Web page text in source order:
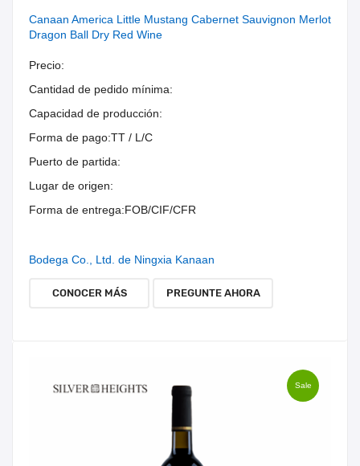
Canaan America Little Mustang Cabernet Sauvignon Merlot
Dragon Ball Dry Red Wine
Precio:
Cantidad de pedido mínima:
Capacidad de producción:
Forma de pago:TT / L/C
Puerto de partida:
Lugar de origen:
Forma de entrega:FOB/CIF/CFR
Bodega Co., Ltd. de Ningxia Kanaan
CONOCER MÁS PREGUNTE AHORA
Sale